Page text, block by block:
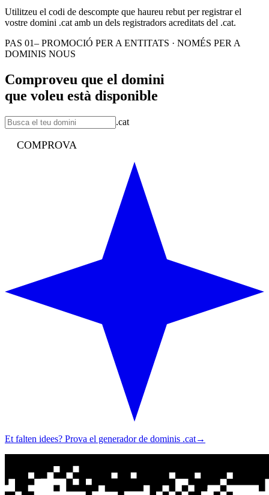
Utilitzeu el codi de descompte que haureu rebut per registrar el
vostre domini .cat amb un dels registradors acreditats del .cat.
PAS 01– PROMOCIÓ PER A ENTITATS · NOMÉS PER A
DOMINIS NOUS
Comproveu que el domini
que voleu està disponible
.cat
COMPROVA
Et falten idees? Prova el generador de dominis .cat→